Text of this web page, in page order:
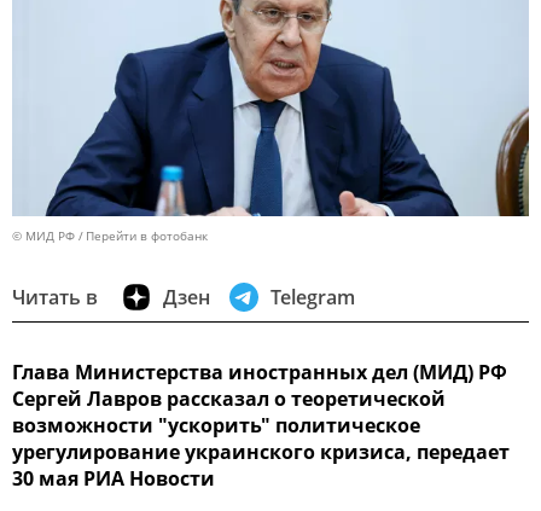
© МИД РФ Перейти в фотобанк
Читать в Дзен Telegram
Глава Министерства иностранных дел (МИД) РФ
Сергей Лавров рассказал о теоретической
возможности "ускорить" политическое
урегулирование украинского кризиса, передает
30 мая РИА Новости